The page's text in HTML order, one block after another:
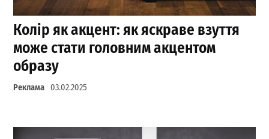
Колір як акцент: як яскраве взуття
може стати головним акцентом
образу
Реклама 03.02.2025